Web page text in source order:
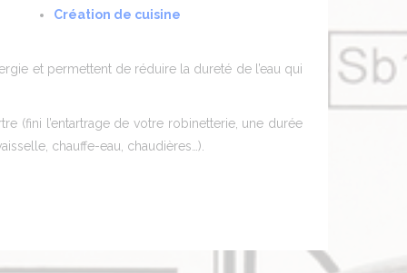
Création de cuisine
et permettent de réduire la dureté de l’eau qui
(fini l’entartrage de votre robinetterie, une durée
chauffe-eau, chaudières…).